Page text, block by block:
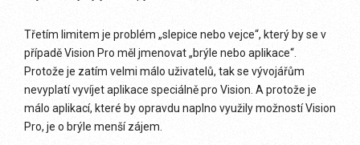
Třetím limitem je problém „slepice nebo vejce“, který by se v
případě Vision Pro měl jmenovat „brýle nebo aplikace“.
Protože je zatím velmi málo uživatelů, tak se vývojářům
nevyplatí vyvíjet aplikace speciálně pro Vision. A protože je
málo aplikací, které by opravdu naplno využily možností Vision
Pro, je o brýle menší zájem.